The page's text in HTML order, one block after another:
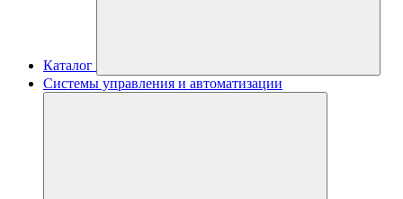
Каталог
Системы управления и автоматизации